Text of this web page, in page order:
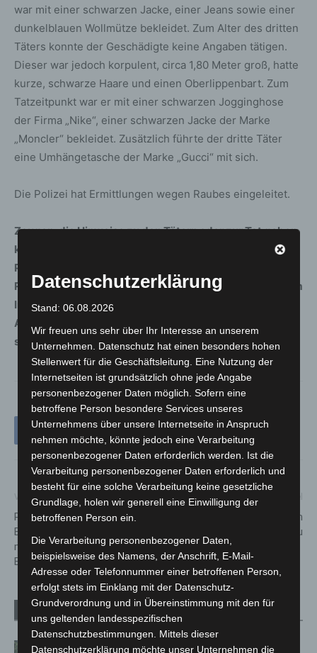
war mit einer schwarzen Jacke, einer Jeans sowie einer
dunkelblauen Wollmütze bekleidet. Zum Alter des dritten
Täters konnte der Geschädigte keine Angaben tätigen.
Dieser war jedoch korpulent, circa 1,80 Meter groß, hatte
kurze, schwarze Haare und einen Oberlippenbart. Zum
Tatzeitpunkt war er mit einer schwarzen Jogginghose
der Firma „Nike“, einer schwarzen Jacke der Marke
„Moncler“ bekleidet. Zusätzlich führte der dritte Täter
eine Umhängetasche der Marke „Gucci“ mit sich.
Die Polizei hat Ermittlungen wegen Raubes eingeleitet.
Zeugen, die Hinweise zu den Tätern oder zur Tat geben
können, werden gebeten, sich beim
Polizeikommissariat Hannover-Limmer unter der
Rufnummer 0511 109-3920 zu melden. Von besonderem
Interesse ist eine lebensältere Dame, welche laut
Angaben des Geschädigten die Tat beobachten haben
soll.
Vorheriger Artikel
PKW durchbricht
Brückenabsperrung und stürzt
mit Fahrerin 7 Meter von
Brücke in die Tiefe
Nächster Artikel
Advents-Café bei win e.V. im
Quartierstreff Wiesenau
Brand im „Haus der Begegnung“ in
Datenschutzerklärung
Stand: 06.08.2026
Wir freuen uns sehr über Ihr Interesse an unserem
Unternehmen. Datenschutz hat einen besonders hohen
Stellenwert für die Geschäftsleitung. Eine Nutzung der
Internetseiten ist grundsätzlich ohne jede Angabe
personenbezogener Daten möglich. Sofern eine
betroffene Person besondere Services unseres
Unternehmens über unsere Internetseite in Anspruch
nehmen möchte, könnte jedoch eine Verarbeitung
personenbezogener Daten erforderlich werden. Ist die
Verarbeitung personenbezogener Daten erforderlich und
besteht für eine solche Verarbeitung keine gesetzliche
Grundlage, holen wir generell eine Einwilligung der
betroffenen Person ein.
Die Verarbeitung personenbezogener Daten,
beispielsweise des Namens, der Anschrift, E-Mail-
Adresse oder Telefonnummer einer betroffenen Person,
erfolgt stets im Einklang mit der Datenschutz-
Grundverordnung und in Übereinstimmung mit den für
uns geltenden landesspezifischen
Datenschutzbestimmungen. Mittels dieser
Datenschutzerklärung möchte unser Unternehmen die